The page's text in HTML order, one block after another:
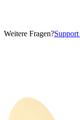
Weitere Fragen?